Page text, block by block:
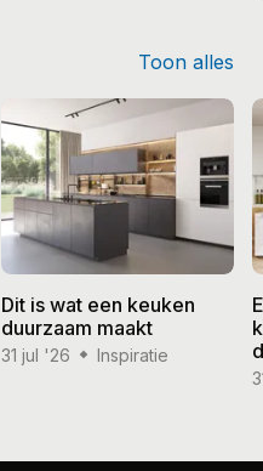
Toon alles
Dit is wat een keuken
duurzaam maakt
31 jul '26 Inspiratie